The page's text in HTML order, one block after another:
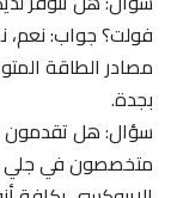
فولت؟ جواب: نعم،
مصادر الطاقة
بجدة.
سؤال: هل تقدمون
متخصصون في جلي